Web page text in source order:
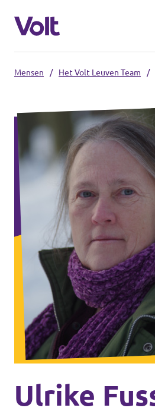
Nederlands
Volt België
Volt België
Standpunten
Over Volt
Nieuws
Agenda
Steun Volt
Mensen / Het Volt Leuven Team /
Ulrike